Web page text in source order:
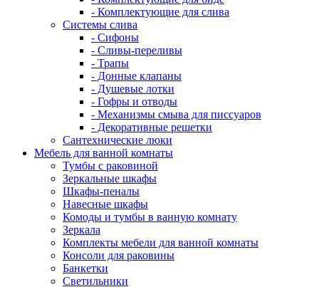
- Комплектующие для слива
Системы слива
- Сифоны
- Сливы-переливы
- Трапы
- Донные клапаны
- Душевые лотки
- Гофры и отводы
- Механизмы смыва для писсуаров
- Декоративные решетки
Сантехнические люки
Мебель для ванной комнаты
Тумбы с раковиной
Зеркальные шкафы
Шкафы-пеналы
Навесные шкафы
Комоды и тумбы в ванную комнату
Зеркала
Комплекты мебели для ванной комнаты
Консоли для раковины
Банкетки
Светильники